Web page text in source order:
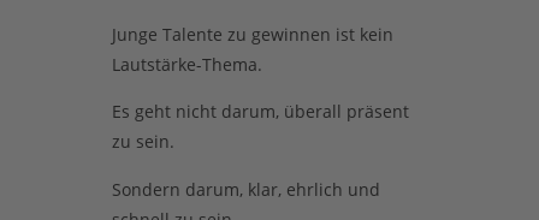
Junge Talente zu gewinnen ist kein
Lautstärke-Thema.
Es geht nicht darum, überall präsent
zu sein.
Sondern darum, klar, ehrlich und